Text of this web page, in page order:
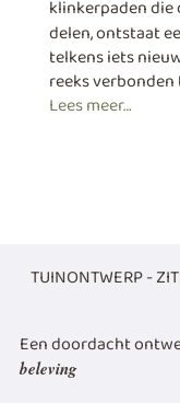
klinkerpaden die
delen, ontstaat
telkens iets
reeks
Lees meer…
TUINONTWERP -
Een doordacht
beleving